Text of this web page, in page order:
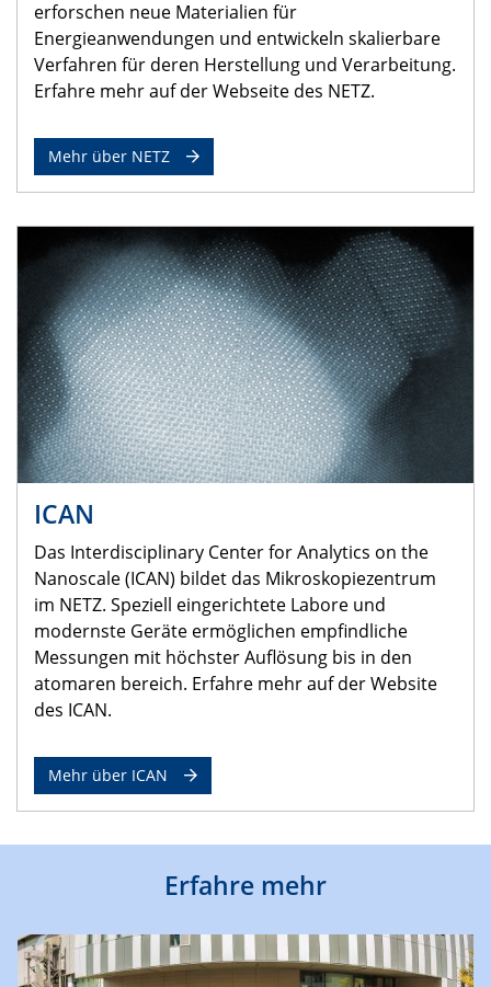
erforschen neue Materialien für
Energieanwendungen und entwickeln skalierbare
Verfahren für deren Herstellung und Verarbeitung.
Erfahre mehr auf der Webseite des NETZ.
Mehr über NETZ
ICAN
Das Interdisciplinary Center for Analytics on the
Nanoscale (ICAN) bildet das Mikroskopiezentrum
im NETZ. Speziell eingerichtete Labore und
modernste Geräte ermöglichen empfindliche
Messungen mit höchster Auflösung bis in den
atomaren bereich. Erfahre mehr auf der Website
des ICAN.
Mehr über ICAN
Erfahre mehr